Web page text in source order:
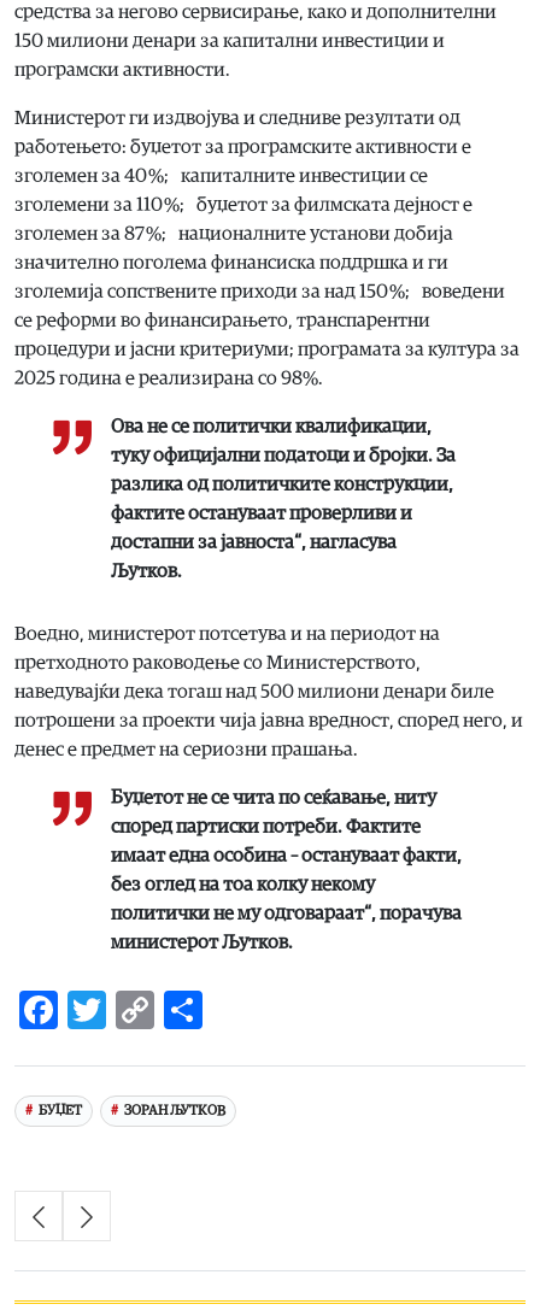
средства за негово сервисирање, како и дополнителни
150 милиони денари за капитални инвестиции и
програмски активности.
Министерот ги издвојува и следниве резултати од
работењето: буџетот за програмските активности е
зголемен за 40 %; капиталните инвестиции се
зголемени за 110 %; буџетот за филмската дејност е
зголемен за 87 %; националните установи добија
значително поголема финансиска поддршка и ги
зголемија сопствените приходи за над 150 %; воведени
се реформи во финансирањето, транспарентни
процедури и јасни критериуми; програмата за култура за
2025 година е реализирана со 98%.
Ова не се политички квалификации,
туку официјални податоци и бројки. За
разлика од политичките конструкции,
фактите остануваат проверливи и
достапни за јавноста“, нагласува
Љутков.
Воедно, министерот потсетува и на периодот на
претходното раководење со Министерството,
наведувајќи дека тогаш над 500 милиони денари биле
потрошени за проекти чија јавна вредност, според него, и
денес е предмет на сериозни прашања.
Буџетот не се чита по сеќавање, ниту
според партиски потреби. Фактите
имаат една особина – остануваат факти,
без оглед на тоа колку некому
политички не му одговараат“, порачува
министерот Љутков.
Facebook
Twitter
Copy
БУЏЕТ ЗОРАН ЉУТКОВ